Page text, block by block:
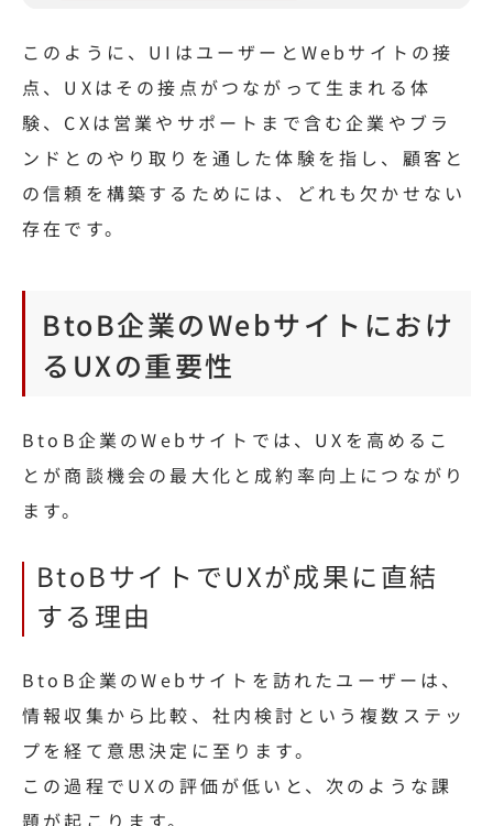
このように、UIはユーザーとWebサイトの接
点、UXはその接点がつながって生まれる体
験、CXは営業やサポートまで含む企業やブラ
ンドとのやり取りを通した体験を指し、顧客と
の信頼を構築するためには、どれも欠かせない
存在です。
BtoB企業のWebサイトにおけ
るUXの重要性
BtoB企業のWebサイトでは、UXを高めるこ
とが商談機会の最大化と成約率向上につながり
ます。
BtoBサイトでUXが成果に直結
する理由
BtoB企業のWebサイトを訪れたユーザーは、
情報収集から比較、社内検討という複数ステッ
プを経て意思決定に至ります。
この過程でUXの評価が低いと、次のような課
題が起こります。